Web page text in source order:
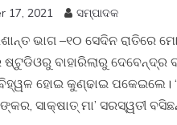
17, 2021 ସମ୍ପାଦକ
ଭାଗ –୧୦ ସେଦିନ ରାତିରେ ମୋ
ଷ୍ଟୁଡିଓରୁ ବାହାରିଲାରୁ ଦେବେନ୍ଦ୍ର
ହୋଇ କୁଣ୍ଢାଇ ପକେଇଲେ।
ସାକ୍ଷାତ୍ ମା’ ସରସ୍ୱତୀ